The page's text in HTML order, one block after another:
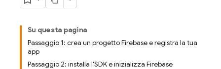
Su questa pagina
Passaggio 1: crea un progetto Firebase e registra la tua
app
Passaggio 2: installa l'SDK e inizializza Firebase